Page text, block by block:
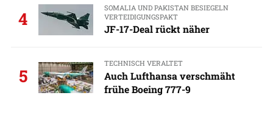
4
SOMALIA UND PAKISTAN BESIEGELN
VERTEIDIGUNGSPAKT
JF-17-Deal rückt näher
5
TECHNISCH VERALTET
Auch Lufthansa verschmäht
frühe Boeing 777-9